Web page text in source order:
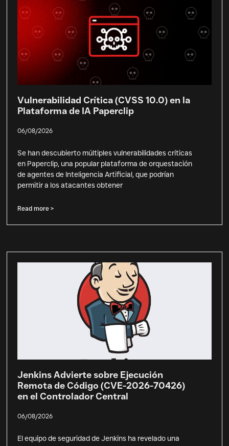
Vulnerabilidad Crítica (CVSS 10.0) en la
Plataforma de IA Paperclip
06/08/2026
Se han descubierto múltiples vulnerabilidades críticas
en Paperclip, una popular plataforma de orquestación
de agentes de Inteligencia Artificial, que podrían
permitir a los atacantes obtener
Read more >
Jenkins Advierte sobre Ejecución
Remota de Código (CVE-2026-70426)
en el Controlador Central
06/08/2026
El equipo de seguridad de Jenkins ha revelado una